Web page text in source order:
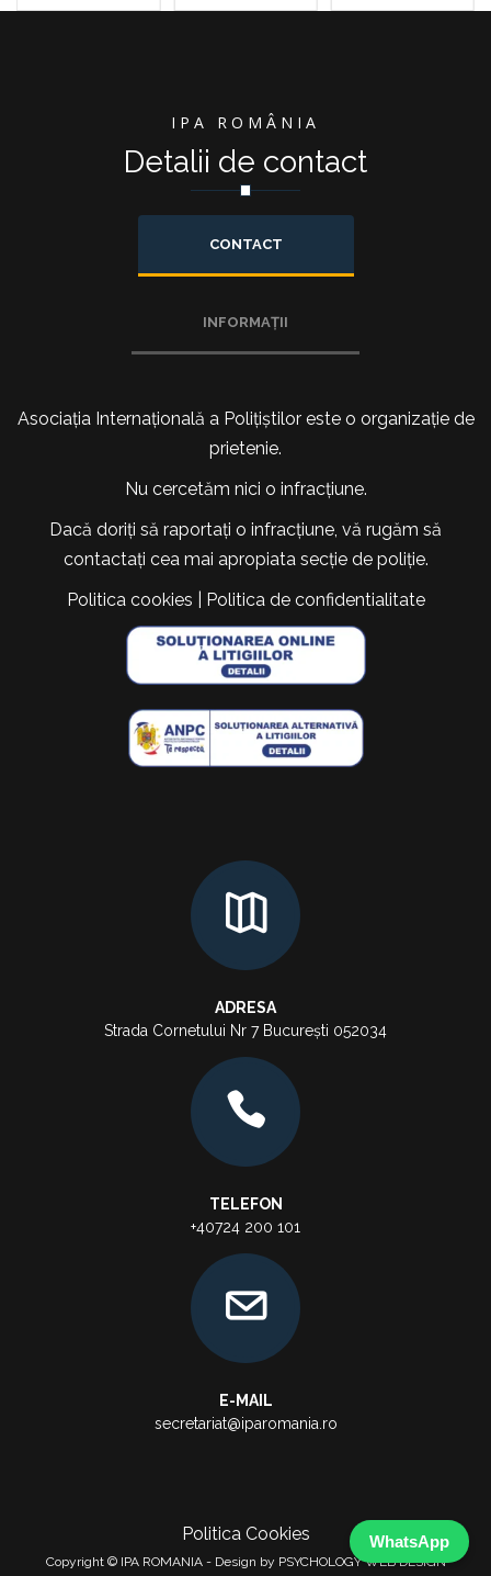
IPA ROMÂNIA
Detalii de contact
CONTACT
INFORMAȚII
Asociația Internațională a Polițiștilor este o organizație de
prietenie.
Nu cercetăm nici o infracțiune.
Dacă doriți să raportați o infracțiune, vă rugăm să
contactați cea mai apropiata secție de poliție.
Politica cookies
Politica de confidentialitate
ADRESA
Strada Cornetului Nr 7 București 052034
TELEFON
+40724 200 101
E-MAIL
secretariat@iparomania.ro
Politica Cookies
Copyright © IPA ROMANIA - Design by PSYCHOLOGY WEB DESIGN
WhatsApp